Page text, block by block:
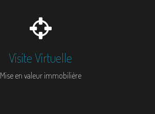
Visite Virtuelle
Mise en valeur immobilière